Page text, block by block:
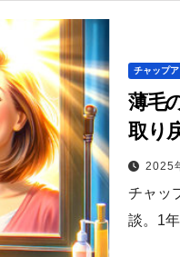
チャップ
薄毛
取り
2025
チャッ
談。1